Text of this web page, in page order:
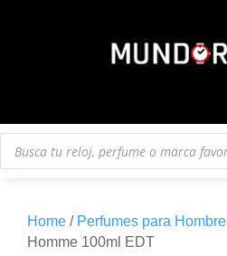
Búsqueda
Home / Perfumes para Hombre
Homme 100ml EDT